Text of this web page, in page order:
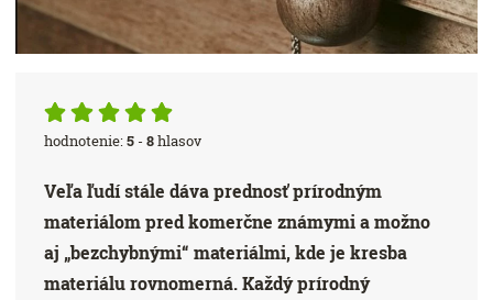
hodnotenie:5 -8hlasov
Veľa ľudí stále dáva prednosť prírodným
materiálom pred komerčne známymi a možno
aj „bezchybnými“ materiálmi, kde je kresba
materiálu rovnomerná. Každý prírodný